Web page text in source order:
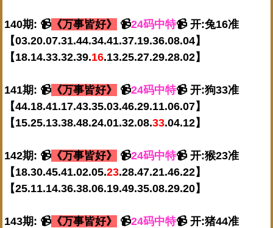
140期: 📹 《万事皆好》 📹24码中特📹 开:兔16准
【03.20.07.31.44.34.41.37.19.36.08.04】
【18.14.33.32.39.16.13.25.27.29.28.02】
141期: 📹 《万事皆好》 📹24码中特📹 开:狗33准
【44.18.41.17.43.35.03.46.29.11.06.07】
【15.25.13.38.48.24.01.32.08.33.04.12】
142期: 📹 《万事皆好》 📹24码中特📹 开:猴23准
【18.30.45.41.02.05.23.28.47.21.46.22】
【25.11.14.36.38.06.19.49.35.08.29.20】
143期: 📹 《万事皆好》 📹24码中特📹 开:猪44准